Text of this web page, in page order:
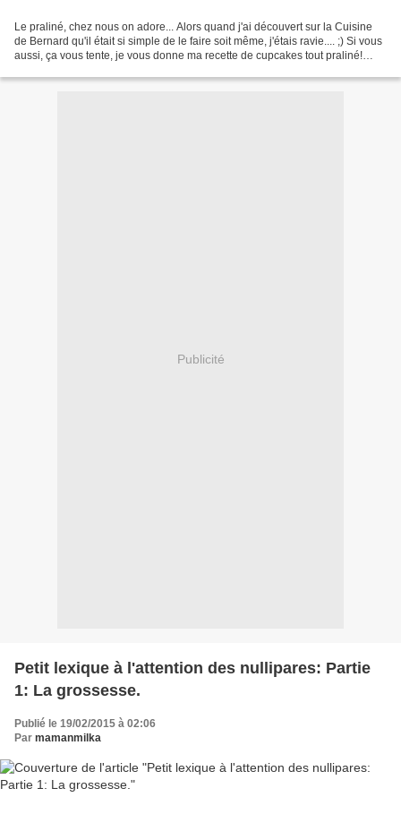
Le praliné, chez nous on adore... Alors quand j'ai découvert sur la Cuisine
de Bernard qu'il était si simple de le faire soit même, j'étais ravie.... ;) Si vous
aussi, ça vous tente, je vous donne ma recette de cupcakes tout praliné!
Publicité
Petit lexique à l'attention des nullipares: Partie
1: La grossesse.
Publié le 19/02/2015 à 02:06
Par mamanmilka